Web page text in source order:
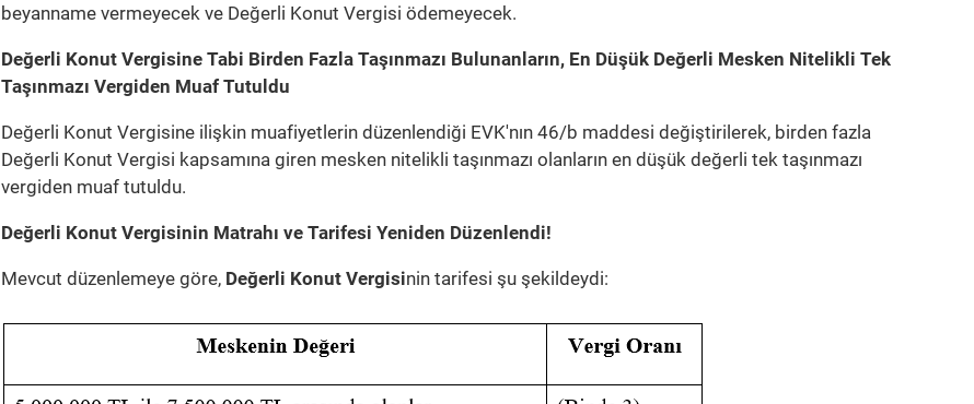
beyanname vermeyecek ve Değerli Konut Vergisi ödemeyecek.
Değerli Konut Vergisine Tabi Birden Fazla Taşınmazı Bulunanların, En Düşük Değerli Mesken Nitelikli Tek
Taşınmazı Vergiden Muaf Tutuldu
Değerli Konut Vergisine ilişkin muafiyetlerin düzenlendiği EVK'nın 46/b maddesi değiştirilerek, birden fazla
Değerli Konut Vergisi kapsamına giren mesken nitelikli taşınmazı olanların en düşük değerli tek taşınmazı
vergiden muaf tutuldu.
Değerli Konut Vergisinin Matrahı ve Tarifesi Yeniden Düzenlendi!
Mevcut düzenlemeye göre, Değerli Konut Vergisinin tarifesi şu şekildeydi: